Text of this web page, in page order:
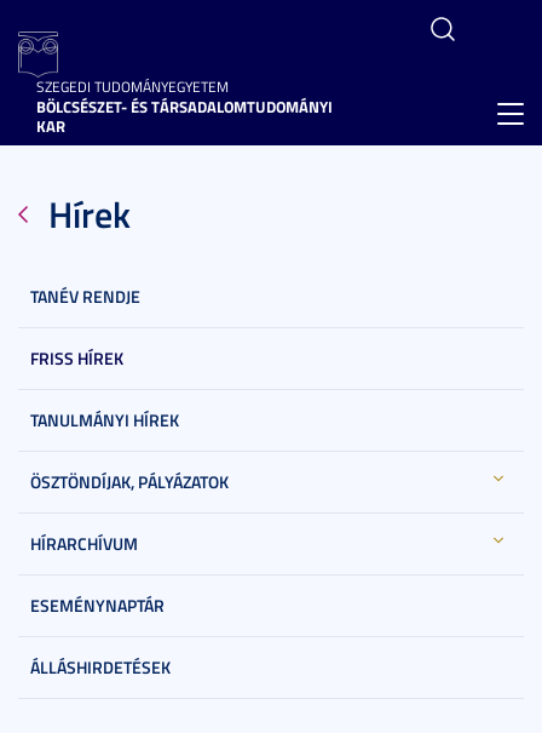
SZEGEDI TUDOMÁNYEGYETEM
BÖLCSÉSZET- ÉS TÁRSADALOMTUDOMÁNYI
KAR
Hírek
TANÉV RENDJE
FRISS HÍREK
TANULMÁNYI HÍREK
ÖSZTÖNDÍJAK, PÁLYÁZATOK
HÍRARCHÍVUM
ESEMÉNYNAPTÁR
ÁLLÁSHIRDETÉSEK